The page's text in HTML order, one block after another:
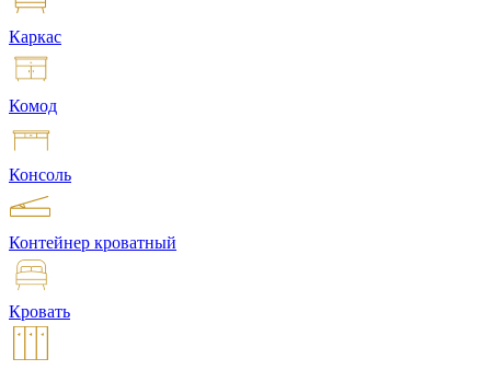
Каркас
Комод
Консоль
Контейнер кроватный
Кровать